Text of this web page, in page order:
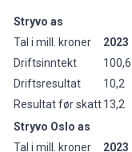
Stryvo as
Tal i mill. kroner
2023
Driftsinntekt
100,6
Driftsresultat
10,2
Resultat før skatt13,2
Stryvo Oslo as
Tal i mill. kroner
2023